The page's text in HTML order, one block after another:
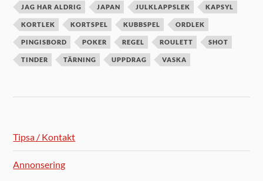
JAG HAR ALDRIG JAPAN JULKLAPPSLEK KAPSYL
KORTLEK KORTSPEL KUBBSPEL ORDLEK
PINGISBORD POKER REGEL ROULETT SHOT
TINDER TÄRNING UPPDRAG VASKA
Tipsa / Kontakt
Annonsering